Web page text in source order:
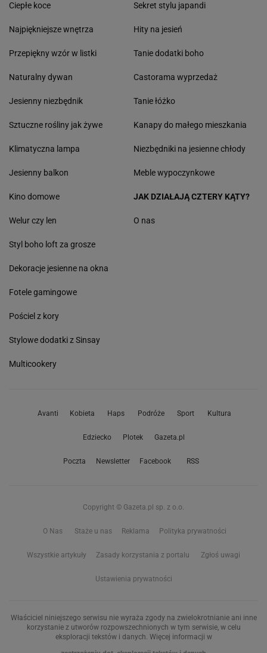
Ciepłe koce
Najpiękniejsze wnętrza
Przepiękny wzór w listki
Naturalny dywan
Jesienny niezbędnik
Sztuczne rośliny jak żywe
Klimatyczna lampa
Jesienny balkon
Sekret stylu japandi
Hity na jesień
Tanie dodatki boho
Castorama wyprzedaż
Tanie łóżko
Kanapy do małego mieszkania
Niezbędniki na jesienne chłody
Meble wypoczynkowe
Kino domowe
Welur czy len
Styl boho loft za grosze
Dekoracje jesienne na okna
Fotele gamingowe
Pościel z kory
Stylowe dodatki z Sinsay
Multicookery
JAK DZIAŁAJĄ CZTERY KĄTY?
O nas
Avanti Kobieta Haps Podróże Sport Kultura
Edziecko Plotek Gazeta.pl
Poczta Newsletter Facebook RSS
Copyright © Gazeta.pl sp. z o.o.
O Nas Staże u nas Reklama Polityka prywatności
Wszystkie artykuły Zasady korzystania z portalu Zgłoś uwagi
Ustawienia prywatności
Właściciel niniejszego serwisu nie wyraża zgody na zwielokrotnianie ani inne
korzystanie z utworów rozpowszechnionych w tym serwisie, w celu
eksploracji tekstów i danych. Więcej informacji w